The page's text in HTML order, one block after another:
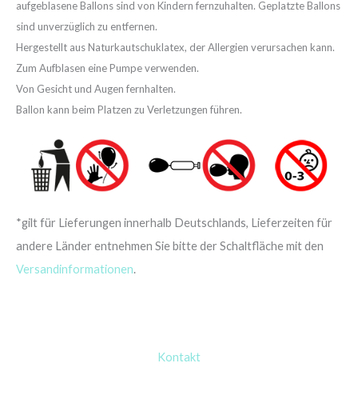
aufgeblasene Ballons sind von Kindern fernzuhalten. Geplatzte Ballons
sind unverzüglich zu entfernen.
Hergestellt aus Naturkautschuklatex, der Allergien verursachen kann.
Zum Aufblasen eine Pumpe verwenden.
Von Gesicht und Augen fernhalten.
Ballon kann beim Platzen zu Verletzungen führen.
*gilt für Lieferungen innerhalb Deutschlands, Lieferzeiten für
andere Länder entnehmen Sie bitte der Schaltfläche mit den
Versandinformationen.
Kontakt